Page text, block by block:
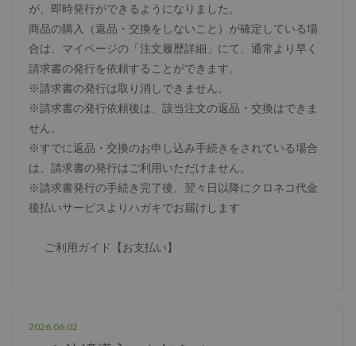
が、即時発行ができるようになりました。
商品の購入（返品・交換をしないこと）が確定している場
合は、マイページの「注文履歴詳細」にて、通常より早く
請求書の発行を依頼することができます。
※請求書の発行は取り消しできません。
※請求書の発行依頼後は、該当注文の返品・交換はできま
せん。
※すでに返品・交換のお申し込み手続きをされている場合
は、請求書の発行はご利用いただけません。
※請求書発行の手続き完了後、翌々日以降にクロネコ代金
後払いサービスよりハガキでお届けします
ご利用ガイド【お支払い】
2026.06.02